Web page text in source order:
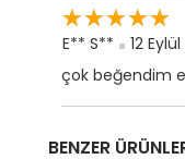
☆☆☆☆☆
★★★★★
E** S** 12
çok beğendim
BENZER